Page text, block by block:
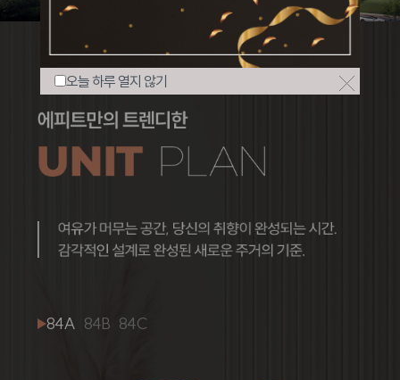
오늘 하루 열지 않기
84A 84B 84C